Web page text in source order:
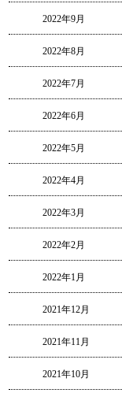
2022年9月
2022年8月
2022年7月
2022年6月
2022年5月
2022年4月
2022年3月
2022年2月
2022年1月
2021年12月
2021年11月
2021年10月